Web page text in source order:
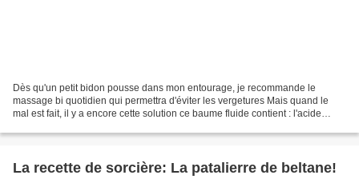
Dès qu'un petit bidon pousse dans mon entourage, je recommande le
massage bi quotidien qui permettra d'éviter les vergetures Mais quand le
mal est fait, il y a encore cette solution ce baume fluide contient : l'acide
La recette de sorcière: La patalierre de beltane!